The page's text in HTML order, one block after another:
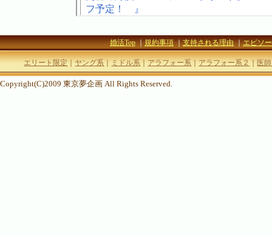
婚活Top｜規約事項｜支持される理由｜エピソ
エリート限定｜ヤング系｜ミドル系｜アラフォー系｜アラフォー系２｜医
Copyright(C)2009 東京夢企画 All Rights Reserved.